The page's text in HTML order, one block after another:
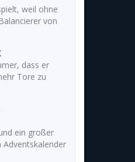
weil ohne
von
dass er
Tore zu
ein großer